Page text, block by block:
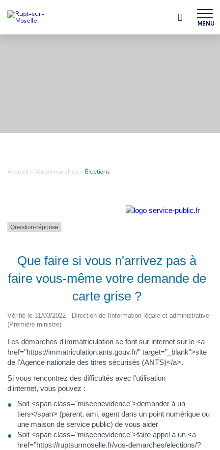
MENU
Accueil > Vos démarches > Élections
Question-réponse
Que faire si vous n'arrivez pas à
faire vous-même votre demande de
carte grise ?
Vérifié le 31/03/2022 - Direction de l'information légale et administrative
(Première ministre)
Les démarches d'immatriculation se font sur internet sur le <a
href="https://immatriculation.ants.gouv.fr/" target="_blank">site
de l'Agence nationale des titres sécurisés (ANTS)</a>.
Si vous rencontrez des difficultés avec l'utilisation
d'internet, vous pouvez :
Soit <span class="miseenevidence">demander à un
tiers</span> (parent, ami, agent dans un point numérique ou
une maison de service public) de vous aider
Soit <span class="miseenevidence">faire appel à un <a
href="https://ruptsurmoselle.fr/vos-demarches/elections/?